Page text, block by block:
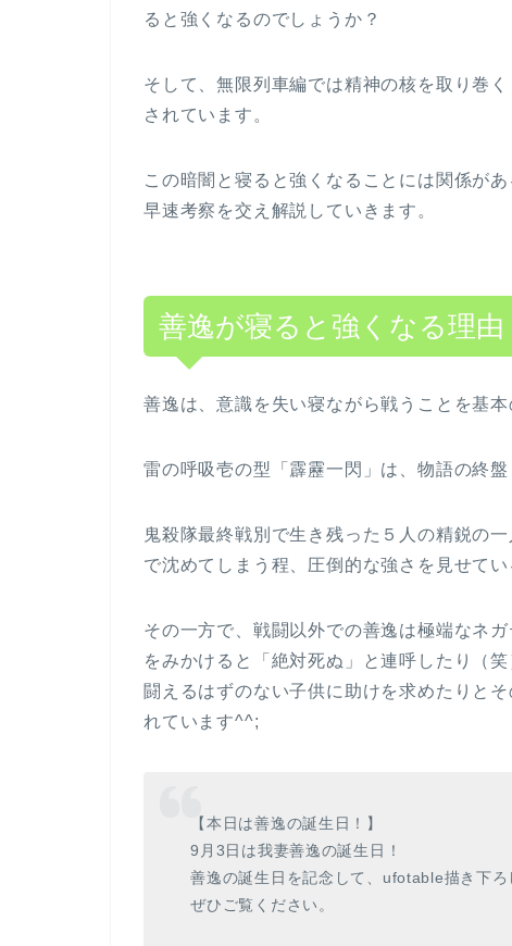
ると強くなるのでしょうか？
そして、無限列車編では精神の核を取り巻
されています。
この暗闇と寝ると強くなることには関係があ
早速考察を交え解説していきます。
善逸が寝ると強くなる理由
善逸は、意識を失い寝ながら戦うことを基
雷の呼吸壱の型「霹靂一閃」は、物語の終
鬼殺隊最終戦別で生き残った５人の精鋭の
で沈めてしまう程、圧倒的な強さを見せてい
その一方で、戦闘以外での善逸は極端なネ
をみかけると「絶対死ぬ」と連呼したり（笑
闘えるはずのない子供に助けを求めたりと
れています^^;
【本日は善逸の誕生日！】
9月3日は我妻善逸の誕生日！
善逸の誕生日を記念して、ufotable描き下ろ
ぜひご覧ください。